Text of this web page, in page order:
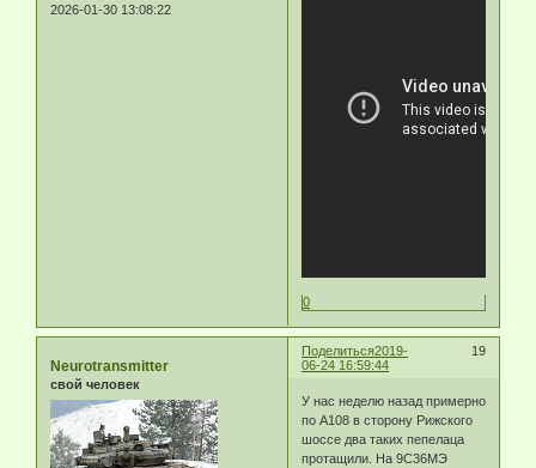
2026-01-30 13:08:22
0
Поделиться 19
2019-
06-24 16:59:44
Neurotransmitter
свой человек
У нас неделю назад примерно
по А108 в сторону Рижского
шоссе два таких пепелаца
протащили. На 9С36МЭ